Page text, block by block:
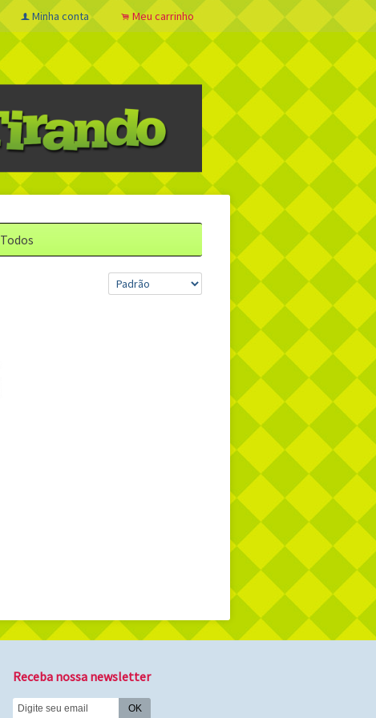
f Minha conta . Meu carrinho
Todos
Receba nossa newsletter